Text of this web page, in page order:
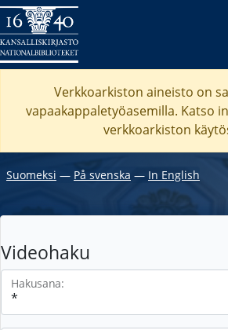
Verkkoarkiston aineisto on
vapaakappaletyöasemilla. Katso
verkkoarkiston
Suomeksi ― På svenska ― In English
Videohaku
Hakusana: